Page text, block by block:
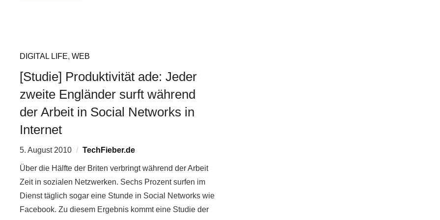
DIGITAL LIFE,WEB
[Studie] Produktivität ade: Jeder
zweite Engländer surft während
der Arbeit in Social Networks in
Internet
5. August 2010 TechFieber.de
Über die Hälfte der Briten verbringt während der Arbeit
Zeit in sozialen Netzwerken. Sechs Prozent surfen im
Dienst täglich sogar eine Stunde in Social Networks wie
Facebook. Zu diesem Ergebnis kommt eine Studie der